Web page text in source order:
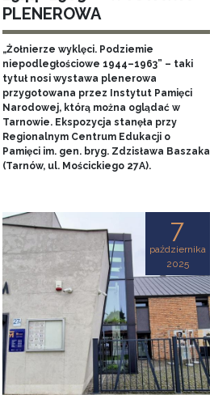
PLENEROWA
„Żołnierze wyklęci. Podziemie
niepodległościowe 1944–1963” – taki
tytuł nosi wystawa plenerowa
przygotowana przez Instytut Pamięci
Narodowej, którą można oglądać w
Tarnowie. Ekspozycja stanęła przy
Regionalnym Centrum Edukacji o
Pamięci im. gen. bryg. Zdzisława Baszaka
(Tarnów, ul. Mościckiego 27A).
7
października
2025